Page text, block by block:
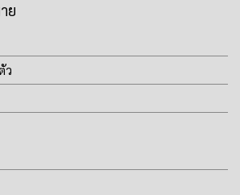
ย
ว